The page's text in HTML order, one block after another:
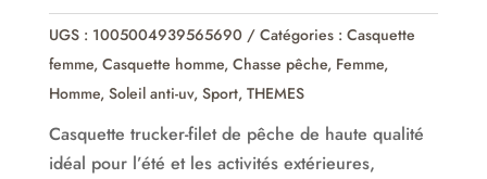
hommes
et
femmes
UGS : 1005004939565690 Catégories : Casquette
femme, Casquette homme, Chasse pêche, Femme,
Homme, Soleil anti-uv, Sport, THEMES
Casquette trucker-filet de pêche de haute qualité
idéal pour l’été et les activités extérieures,